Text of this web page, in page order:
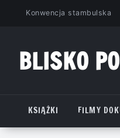
PrzejdźKonwencja stambulska
BLISKO
KSIĄŻKI
FILMY